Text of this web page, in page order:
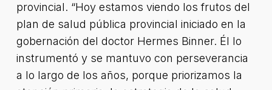
provincial. “Hoy estamos viendo los frutos del
plan de salud pública provincial iniciado en la
gobernación del doctor Hermes Binner. Él lo
instrumentó y se mantuvo con perseverancia
a lo largo de los años, porque priorizamos la